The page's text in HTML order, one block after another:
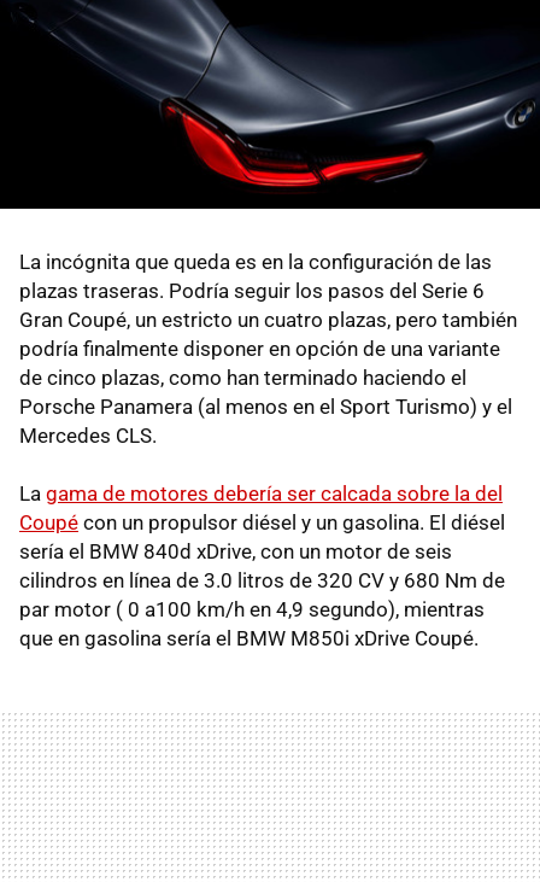
La incógnita que queda es en la configuración de las
plazas traseras. Podría seguir los pasos del Serie 6
Gran Coupé, un estricto un cuatro plazas, pero también
podría finalmente disponer en opción de una variante
de cinco plazas, como han terminado haciendo el
Porsche Panamera (al menos en el Sport Turismo) y el
Mercedes CLS.
La gama de motores debería ser calcada sobre la del
Coupé con un propulsor diésel y un gasolina. El diésel
sería el BMW 840d xDrive, con un motor de seis
cilindros en línea de 3.0 litros de 320 CV y 680 Nm de
par motor ( 0 a100 km/h en 4,9 segundo), mientras
que en gasolina sería el BMW M850i xDrive Coupé.